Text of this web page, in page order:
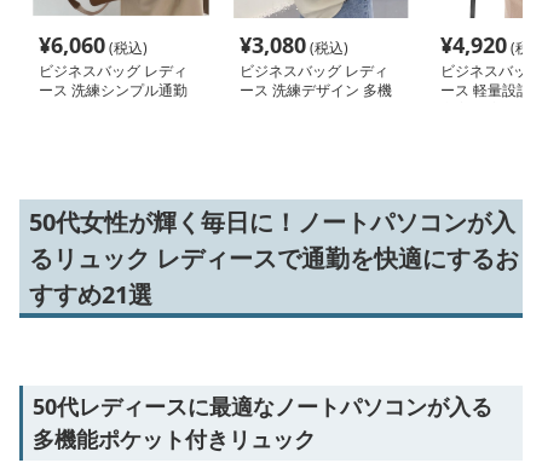
¥6,060(税込)
ビジネスバッグ レディ
ース 洗練シンプル通勤
¥3,080(税込)
ビジネスバッグ レディ
ース 洗練デザイン 多機
¥4,920(税
ビジネスバッ
ース 軽量設計
50代女性が輝く毎日に！ノートパソコンが入
るリュック レディースで通勤を快適にするお
すすめ21選
50代レディースに最適なノートパソコンが入る
多機能ポケット付きリュック